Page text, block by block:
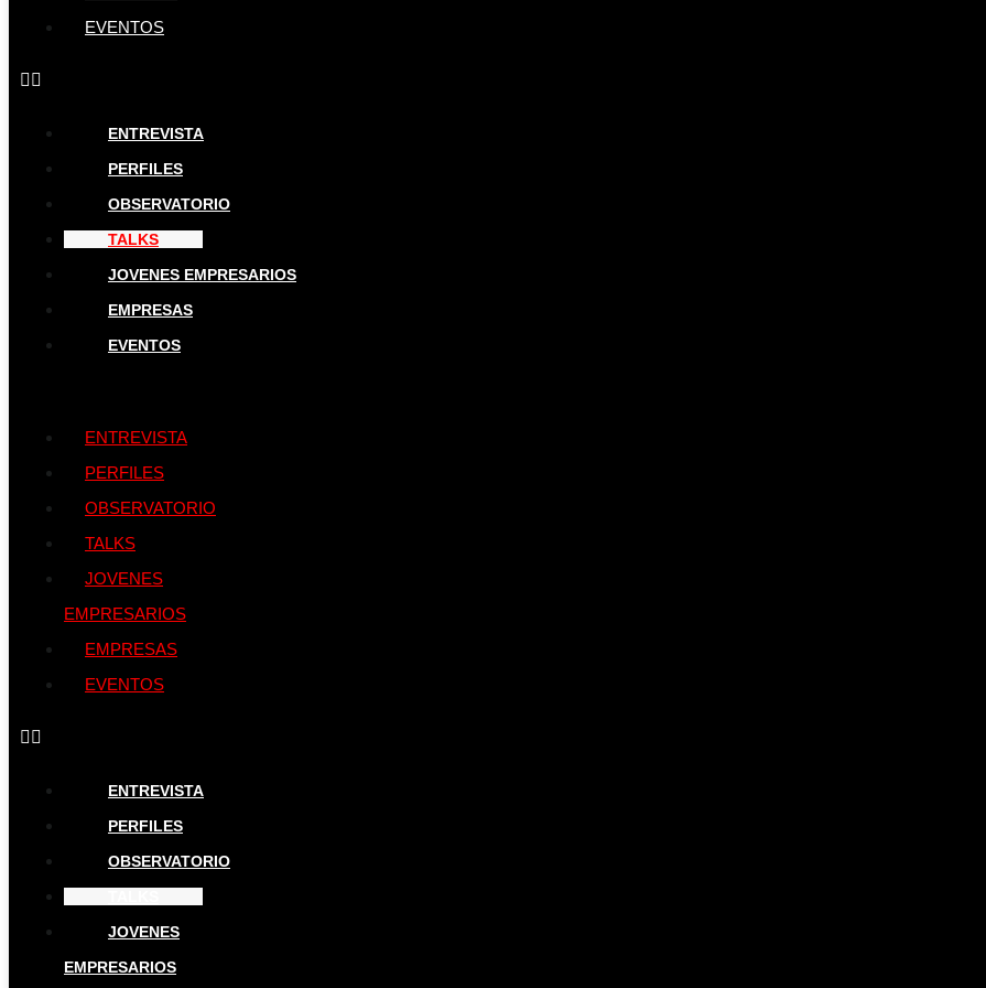
EVENTOS
ENTREVISTA
PERFILES
OBSERVATORIO
TALKS
JOVENES EMPRESARIOS
EMPRESAS
EVENTOS
ENTREVISTA
PERFILES
OBSERVATORIO
TALKS
JOVENES
EMPRESARIOS
EMPRESAS
EVENTOS
ENTREVISTA
PERFILES
OBSERVATORIO
JOVENES
EMPRESARIOS